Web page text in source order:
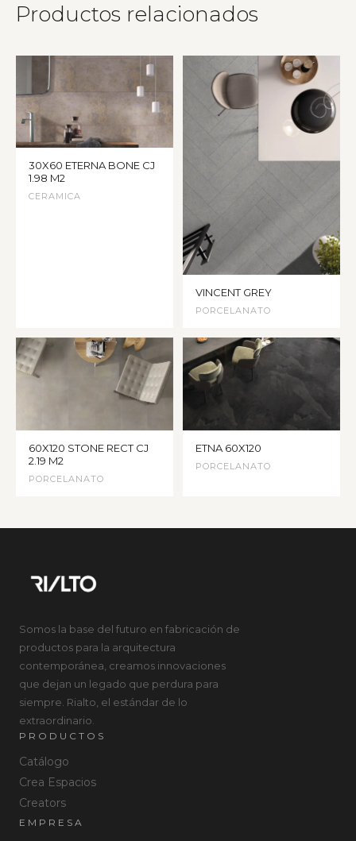
Productos relacionados
30X60 ETERNA BONE CJ
1.98 M2
CERAMICA
VINCENT GREY
PORCELANATO
60X120 STONE RECT CJ
2.19 M2
PORCELANATO
ETNA 60X120
PORCELANATO
Somos la base del futuro en fabricación de
productos para la arquitectura
contemporánea, creamos innovaciones
que dejan un legado que perdura para
siempre. Rialto, el estándar de lo
extraordinario.
PRODUCTOS
Catálogo
Crea Espacios
Creators
EMPRESA